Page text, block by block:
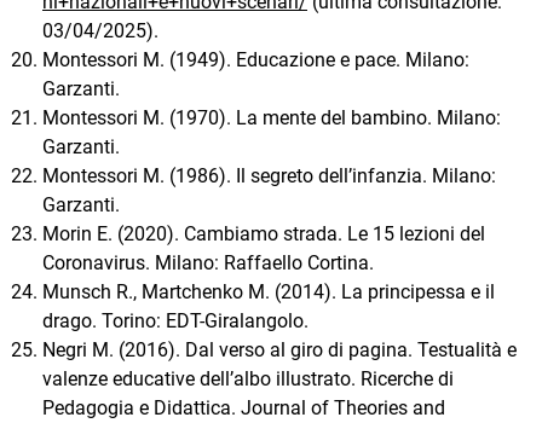
03/04/2025).
Montessori M. (1949). Educazione e pace. Milano:
Garzanti.
Montessori M. (1970). La mente del bambino. Milano:
Garzanti.
Montessori M. (1986). Il segreto dell’infanzia. Milano:
Garzanti.
Morin E. (2020). Cambiamo strada. Le 15 lezioni del
Coronavirus. Milano: Raffaello Cortina.
Munsch R., Martchenko M. (2014). La principessa e il
drago. Torino: EDT-Giralangolo.
Negri M. (2016). Dal verso al giro di pagina. Testualità e
valenze educative dell’albo illustrato. Ricerche di
Pedagogia e Didattica. Journal of Theories and